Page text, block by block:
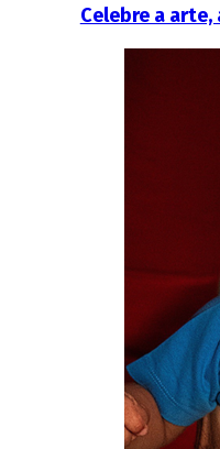
Celebre a